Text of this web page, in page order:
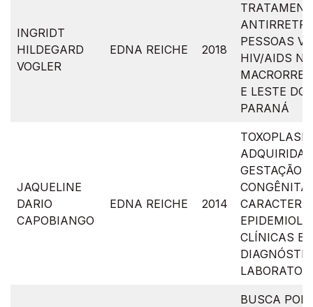
INGRIDT
HILDEGARD
VOGLER
EDNA REICHE 2018
PESSOAS
HIV/AIDS
E LESTE DO
PARANÁ
JAQUELINE
DARIO
CAPOBIANGO
EDNA REICHE 2014
ADQUIRIDA
GESTAÇÃO E
CONGÊNITA:
CLÍNICAS E
BUSCA POR